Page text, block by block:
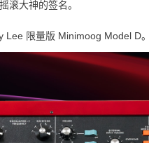
滚大神的签名。
限量版 Minimoog Model D。